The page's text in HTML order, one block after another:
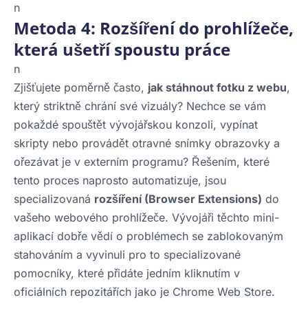
n
Metoda 4: Rozšíření do prohlížeče,
která ušetří spoustu práce
n
Zjišťujete poměrně často, jak stáhnout fotku z webu,
který striktně chrání své vizuály? Nechce se vám
pokaždé spouštět vývojářskou konzoli, vypínat
skripty nebo provádět otravné snímky obrazovky a
ořezávat je v externím programu? Řešením, které
tento proces naprosto automatizuje, jsou
specializovaná rozšíření (Browser Extensions) do
vašeho webového prohlížeče. Vývojáři těchto mini-
aplikací dobře vědí o problémech se zablokovaným
stahováním a vyvinuli pro to specializované
pomocníky, které přidáte jedním kliknutím v
oficiálních repozitářích jako je Chrome Web Store.